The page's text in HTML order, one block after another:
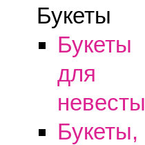
Букеты
Букеты
для
невесты
Букеты,